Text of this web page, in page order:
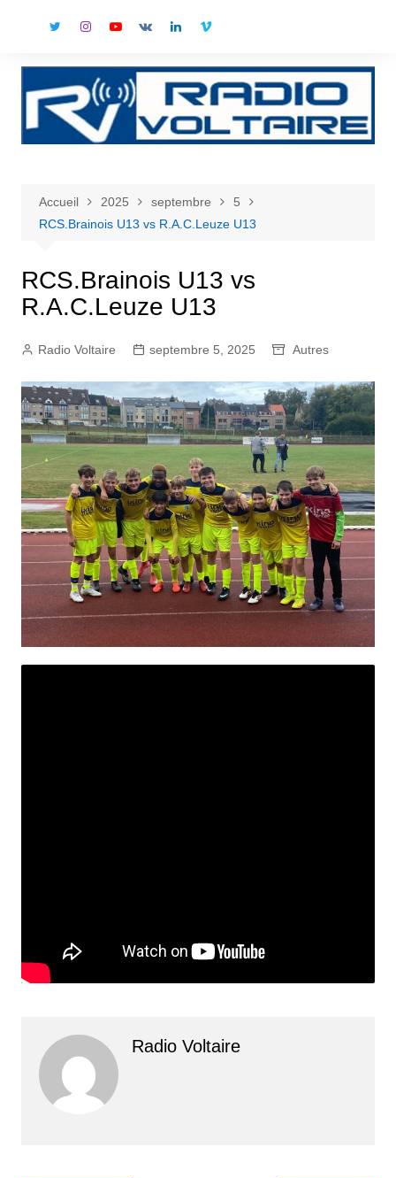
Accueil 2025 septembre
5
RCS.Brainois U13 vs R.A.C.Leuze U13
RCS.Brainois U13 vs
R.A.C.Leuze U13
Radio Voltaire septembre 5, 2025 Autres
Radio Voltaire